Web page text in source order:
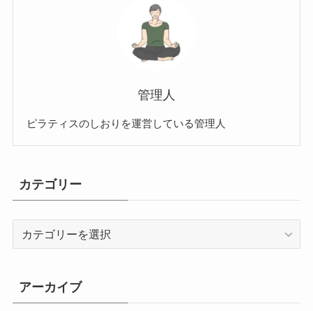
管理人
ピラティスのしおりを運営している管理人
カテゴリー
リ
ー
アーカイブ